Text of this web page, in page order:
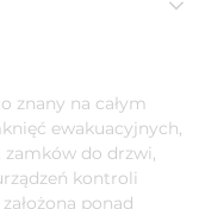
znany na całym
ewakuacyjnych,
zamków do drzwi,
kontroli
ponad